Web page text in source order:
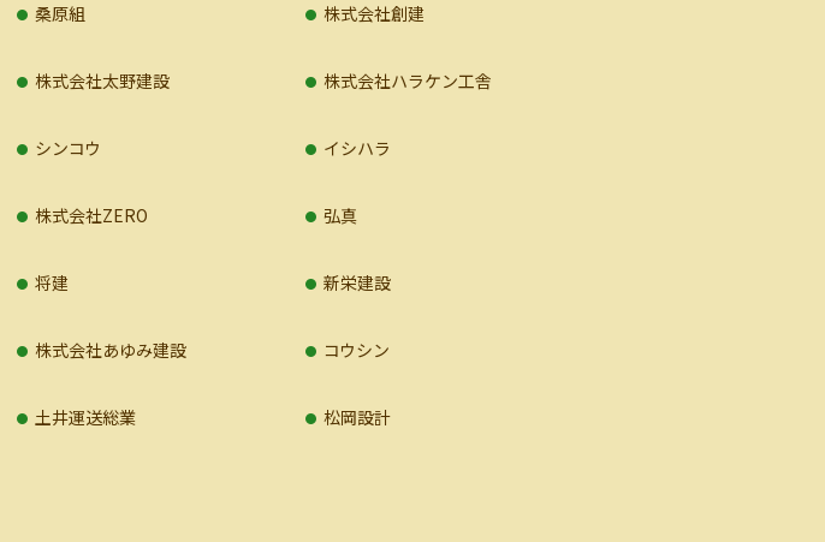
桑原組 株式会社創建
株式会社太野建設 株式会社ハラケン工舎
シンコウ イシハラ
株式会社ZERO 弘真
将建 新栄建設
株式会社あゆみ建設 コウシン
土井運送総業 松岡設計